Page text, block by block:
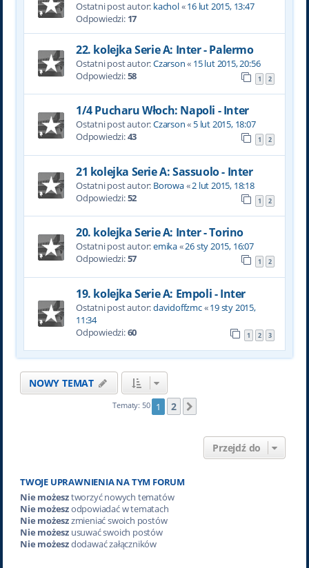
Ostatni post autor: kachol«16 lut 2015, 13:47
Odpowiedzi: 17
22. kolejka Serie A: Inter - Palermo
Ostatni post autor:Czarson« 15 lut 2015, 20:56
Odpowiedzi:58 1 2
1/4 Pucharu Włoch: Napoli - Inter
Ostatni post autor:Czarson« 5 lut 2015, 18:07
Odpowiedzi:43 1 2
21 kolejka Serie A: Sassuolo - Inter
Ostatni post autor: Borowa«2 lut 2015, 18:18
Odpowiedzi:52 1 2
20. kolejka Serie A: Inter - Torino
Ostatni post autor:emika«26 sty 2015, 16:07
Odpowiedzi:57 1 2
19. kolejka Serie A: Empoli - Inter
Ostatni post autor:davidoffzmc«19 sty 2015,
11:34
Odpowiedzi:60 1 2 3
NOWY TEMAT
Tematy: 50 1 2
Przejdź do
TWOJE UPRAWNIENIA NA TYM FORUM
Nie możesztworzyć nowych tematów
Nie możeszodpowiadać w tematach
Nie możeszzmieniać swoich postów
Nie możeszusuwać swoich postów
Nie możeszdodawać załączników